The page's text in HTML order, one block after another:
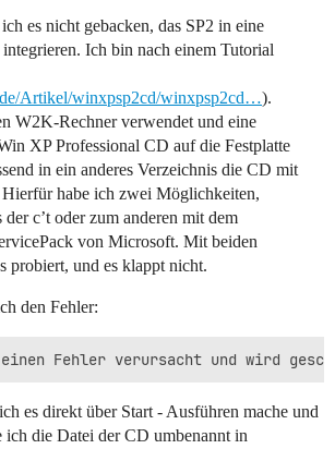
es nicht gebacken, das SP2 in eine
Ich bin nach einem Tutorial
Artikel/winxpsp2cd/winxpsp2cd…).
W2K-Rechner verwendet und eine
XP Professional CD auf die Festplatte
in ein anderes Verzeichnis die CD mit
habe ich zwei Möglichkeiten,
c’t oder zum anderen mit dem
von Microsoft. Mit beiden
probiert, und es klappt nicht.
den Fehler:
es direkt über Start - Ausführen mache und
ich die Datei der CD umbenannt in